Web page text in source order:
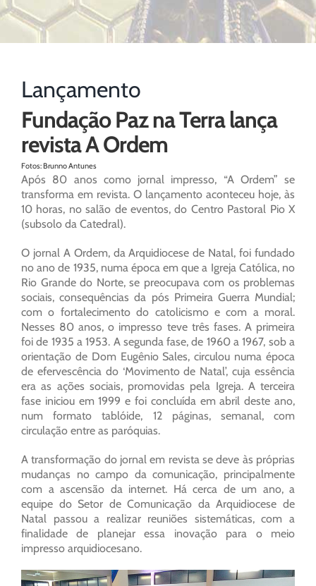
Lançamento
Fundação Paz na Terra lança
revista A Ordem
Fotos: Brunno Antunes
Após 80 anos como jornal impresso, “A Ordem” se
transforma em revista. O lançamento aconteceu hoje, às
10 horas, no salão de eventos, do Centro Pastoral Pio X
(subsolo da Catedral).
O jornal A Ordem, da Arquidiocese de Natal, foi fundado
no ano de 1935, numa época em que a Igreja Católica, no
Rio Grande do Norte, se preocupava com os problemas
sociais, consequências da pós Primeira Guerra Mundial;
com o fortalecimento do catolicismo e com a moral.
Nesses 80 anos, o impresso teve três fases. A primeira
foi de 1935 a 1953. A segunda fase, de 1960 a 1967, sob a
orientação de Dom Eugênio Sales, circulou numa época
de efervescência do ‘Movimento de Natal’, cuja essência
era as ações sociais, promovidas pela Igreja. A terceira
fase iniciou em 1999 e foi concluída em abril deste ano,
num formato tablóide, 12 páginas, semanal, com
circulação entre as paróquias.
A transformação do jornal em revista se deve às próprias
mudanças no campo da comunicação, principalmente
com a ascensão da internet. Há cerca de um ano, a
equipe do Setor de Comunicação da Arquidiocese de
Natal passou a realizar reuniões sistemáticas, com a
finalidade de planejar essa inovação para o meio
impresso arquidiocesano.